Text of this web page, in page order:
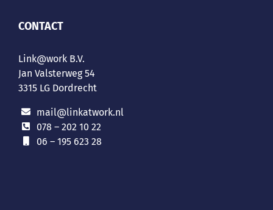
CONTACT
Link@work B.V.
Jan Valsterweg 54
3315 LG Dordrecht
mail@linkatwork.nl
078 – 202 10 22
06 – 195 623 28